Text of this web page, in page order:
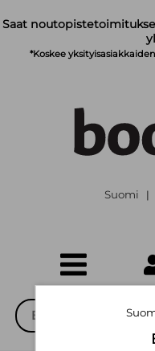
Saat
*Koskee
Suomi |